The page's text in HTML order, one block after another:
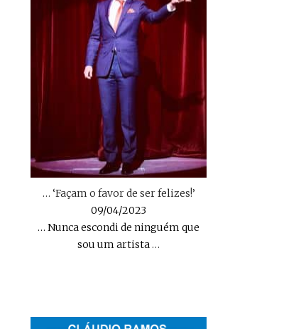
… ‘Façam o favor de ser felizes!’
09/04/2023
… Nunca escondi de ninguém que
sou um artista…